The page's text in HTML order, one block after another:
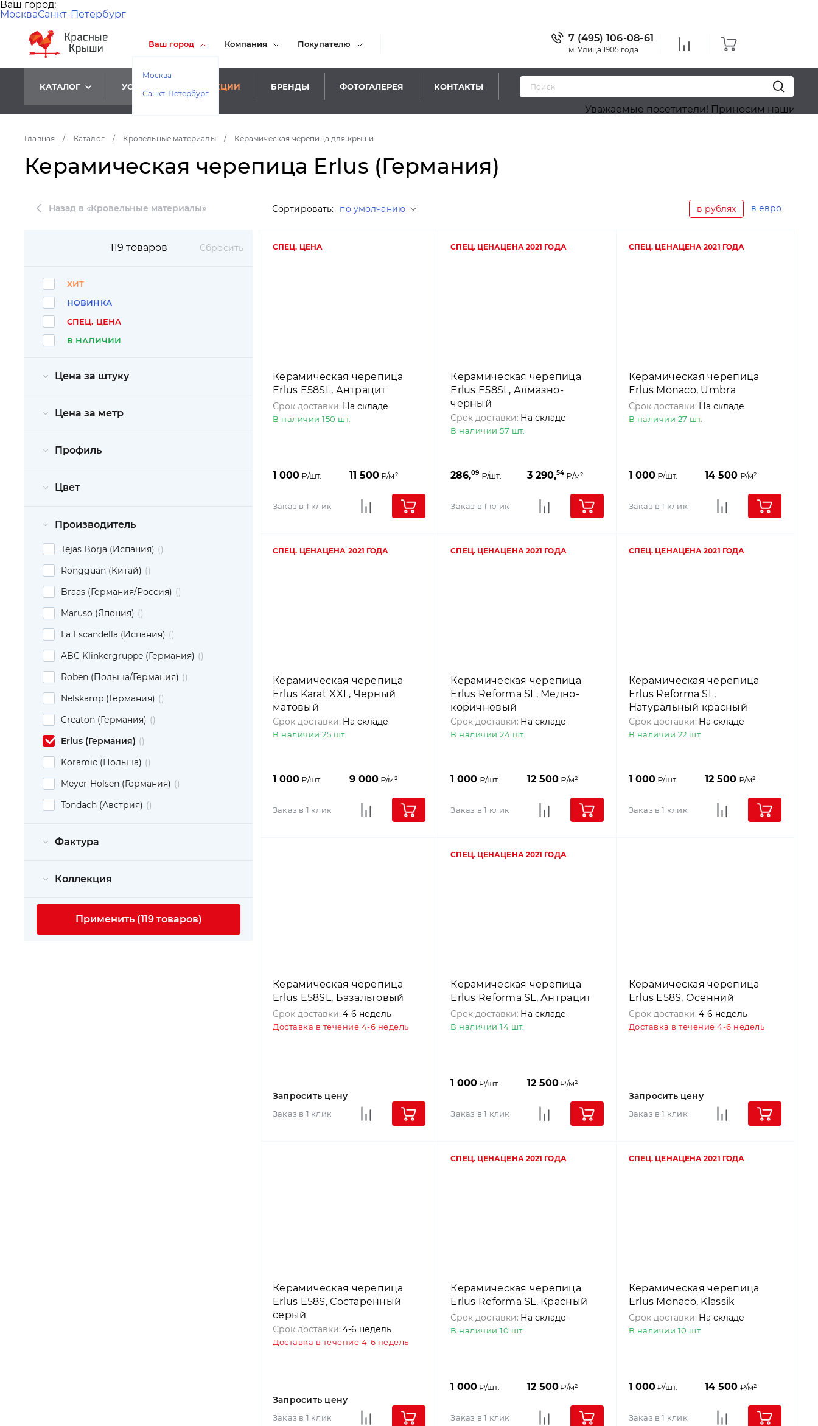
Ваш город:
МоскваСанкт-Петербург
Ваш город
Москва
Санкт-Петербург
Компания Покупателю
7 (495) 106-08-61
м. Улица 1905 года
КАТАЛОГ УСЛУГИ АКЦИИ БРЕНДЫ ФОТОГАЛЕРЕЯ КОНТАКТЫ
Уважаемые посетители! Приносим наши извинения, на
Главная / Каталог / Кровельные материалы / Керамическая черепица для крыши
Керамическая черепица Erlus (Германия)
Назад в «Кровельные материалы»
Сбросить
119 товаров
ХИТ
НОВИНКА
СПЕЦ. ЦЕНА
В НАЛИЧИИ
Цена за штуку
Цена за метр
Профиль
Цвет
Производитель
Tejas Borja (Испания)
Rongguan (Китай)
Braas (Германия/Россия)
Maruso (Япония)
La Escandella (Испания)
ABC Klinkergruppe (Германия)
Roben (Польша/Германия)
Nelskamp (Германия)
Creaton (Германия)
Erlus (Германия)
Koramic (Польша)
Meyer-Holsen (Германия)
Tondach (Австрия)
Фактура
Коллекция
Применить (119 товаров)
Сортировать: по умолчанию в рублях в евро
СПЕЦ. ЦЕНА
Керамическая черепица
Erlus E58SL, Антрацит
Срок доставки: На складе
В наличии 150 шт.
1 000₽/шт. 11 500₽/м²
Заказ в 1 клик
СПЕЦ. ЦЕНАЦЕНА 2021 ГОДА
Керамическая черепица
Erlus E58SL, Алмазно-
черный
Срок доставки: На складе
В наличии 57 шт.
286,09 ₽/шт. 3 290,54 ₽/м²
Заказ в 1 клик
СПЕЦ. ЦЕНАЦЕНА 2021 ГОДА
Керамическая черепица
Erlus Monaco, Umbra
Срок доставки: На складе
В наличии 27 шт.
1 000₽/шт. 14 500 ₽/м²
Заказ в 1 клик
СПЕЦ. ЦЕНАЦЕНА 2021 ГОДА
Керамическая черепица
Erlus Karat XXL, Черный
матовый
Срок доставки: На складе
В наличии 25 шт.
1 000₽/шт. 9 000₽/м²
Заказ в 1 клик
СПЕЦ. ЦЕНАЦЕНА 2021 ГОДА
Керамическая черепица
Erlus Reforma SL, Медно-
коричневый
Срок доставки: На складе
В наличии 24 шт.
1 000 ₽/шт. 12 500₽/м²
Заказ в 1 клик
СПЕЦ. ЦЕНАЦЕНА 2021 ГОДА
Керамическая черепица
Erlus Reforma SL,
Натуральный красный
Срок доставки: На складе
В наличии 22 шт.
1 000₽/шт. 12 500 ₽/м²
Заказ в 1 клик
Керамическая черепица
Erlus E58SL, Базальтовый
Срок доставки: 4-6 недель
Доставка в течение 4-6 недель
Запросить цену
Заказ в 1 клик
СПЕЦ. ЦЕНАЦЕНА 2021 ГОДА
Керамическая черепица
Erlus Reforma SL, Антрацит
Срок доставки: На складе
В наличии 14 шт.
1 000 ₽/шт. 12 500₽/м²
Заказ в 1 клик
Керамическая черепица
Erlus E58S, Осенний
Срок доставки: 4-6 недель
Доставка в течение 4-6 недель
Запросить цену
Заказ в 1 клик
Керамическая черепица
Erlus E58S, Состаренный
серый
Срок доставки: 4-6 недель
Доставка в течение 4-6 недель
Запросить цену
Заказ в 1 клик
СПЕЦ. ЦЕНАЦЕНА 2021 ГОДА
Керамическая черепица
Erlus Reforma SL, Красный
Срок доставки: На складе
В наличии 10 шт.
1 000 ₽/шт. 12 500₽/м²
Заказ в 1 клик
СПЕЦ. ЦЕНАЦЕНА 2021 ГОДА
Керамическая черепица
Erlus Monaco, Klassik
Срок доставки: На складе
В наличии 10 шт.
1 000₽/шт. 14 500 ₽/м²
Заказ в 1 клик